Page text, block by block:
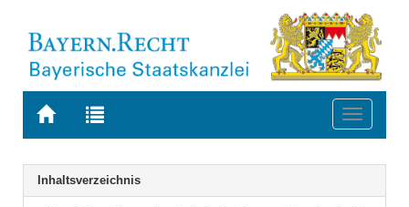
Zur
BAYERN.RECHT
Zur
letzten
Suche
Toggle
Navigation
Inhaltsverzeichnis